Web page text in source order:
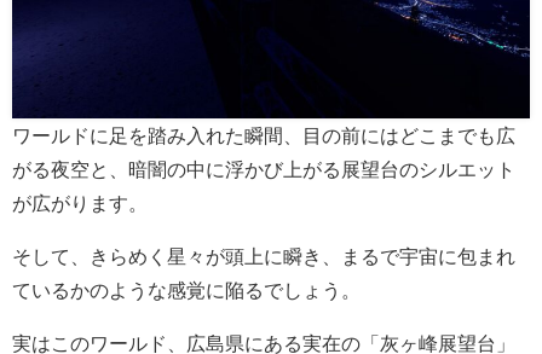
ワールドに足を踏み入れた瞬間、目の前にはどこまでも広
がる夜空と、暗闇の中に浮かび上がる展望台のシルエット
が広がります。
そして、きらめく星々が頭上に瞬き、まるで宇宙に包まれ
ているかのような感覚に陥るでしょう。
実はこのワールド、広島県にある実在の「灰ヶ峰展望台」